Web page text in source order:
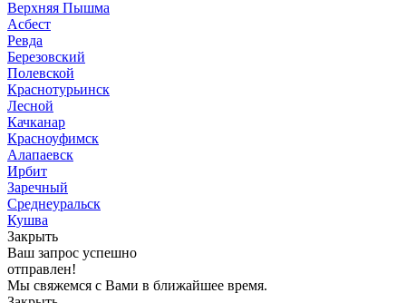
Верхняя Пышма
Асбест
Ревда
Березовский
Полевской
Краснотурьинск
Лесной
Качканар
Красноуфимск
Алапаевск
Ирбит
Заречный
Среднеуральск
Кушва
Закрыть
Ваш запрос успешно
отправлен!
Мы свяжемся с Вами в ближайшее время.